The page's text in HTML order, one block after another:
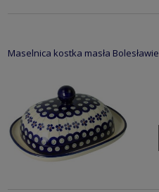
Maselnica kostka masła